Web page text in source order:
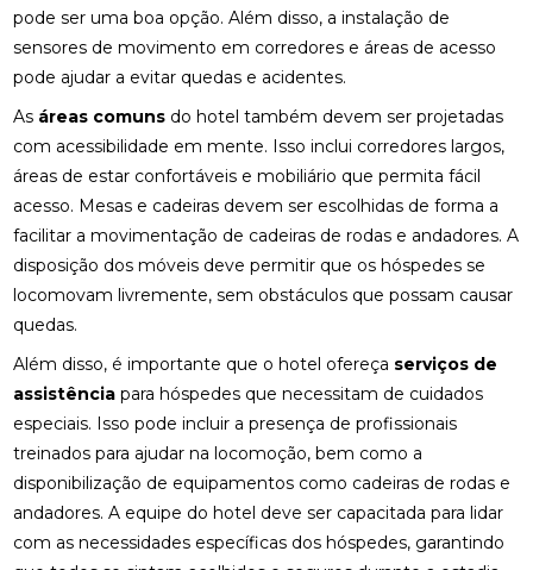
pode ser uma boa opção. Além disso, a instalação de
sensores de movimento em corredores e áreas de acesso
pode ajudar a evitar quedas e acidentes.
As áreas comuns do hotel também devem ser projetadas
com acessibilidade em mente. Isso inclui corredores largos,
áreas de estar confortáveis e mobiliário que permita fácil
acesso. Mesas e cadeiras devem ser escolhidas de forma a
facilitar a movimentação de cadeiras de rodas e andadores. A
disposição dos móveis deve permitir que os hóspedes se
locomovam livremente, sem obstáculos que possam causar
quedas.
Além disso, é importante que o hotel ofereça serviços de
assistência para hóspedes que necessitam de cuidados
especiais. Isso pode incluir a presença de profissionais
treinados para ajudar na locomoção, bem como a
disponibilização de equipamentos como cadeiras de rodas e
andadores. A equipe do hotel deve ser capacitada para lidar
com as necessidades específicas dos hóspedes, garantindo